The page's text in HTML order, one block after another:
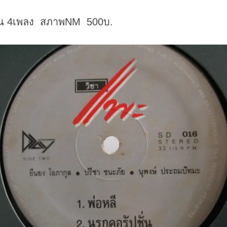
4เพลง สภาพNM 500บ.